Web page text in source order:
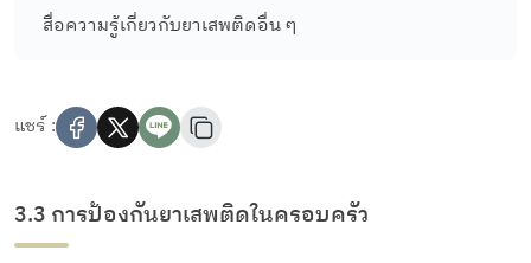
สื่อความรู้เกี่ยวกับยาเสพติดอื่น ๆ
แชร์ :
3.3 การป้องกันยาเสพติดในครอบครัว